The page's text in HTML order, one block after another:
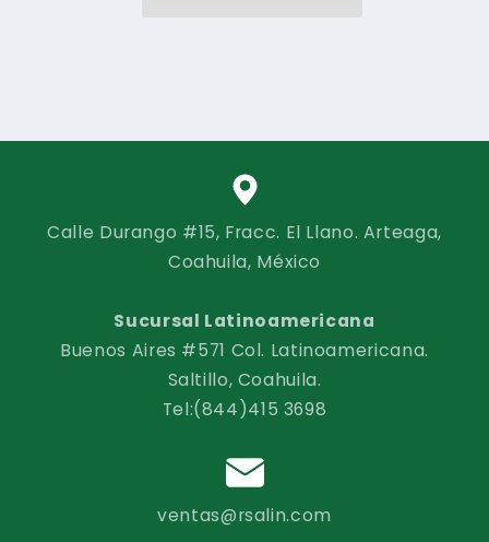
Calle Durango #15, Fracc. El Llano. Arteaga,
Coahuila, México
Sucursal Latinoamericana
Buenos Aires #571 Col. Latinoamericana.
Saltillo, Coahuila.
Tel:(844)415 3698
ventas@rsalin.com